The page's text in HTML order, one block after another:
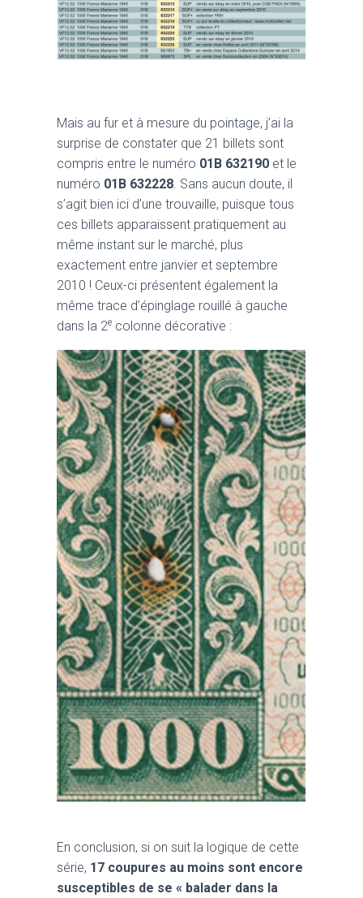
Mais au fur et à mesure du pointage, j’ai la
surprise de constater que 21 billets sont
compris entre le numéro 01B 632190 et le
numéro 01B 632228. Sans aucun doute, il
s’agit bien ici d’une trouvaille, puisque tous
ces billets apparaissent pratiquement au
même instant sur le marché, plus
exactement entre janvier et septembre
2010 ! Ceux-ci présentent également la
même trace d’épinglage rouillé à gauche
dans la 2e colonne décorative :
En conclusion, si on suit la logique de cette
série, 17 coupures au moins sont encore
susceptibles de se « balader dans la